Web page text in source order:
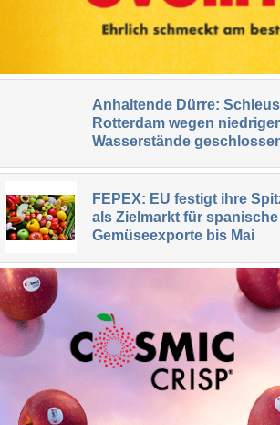
Anhaltende Dürre:
Rotterdam wegen niedriger
Wasserstände
FEPEX: EU festigt ihre
als Zielmarkt für spanische
Gemüseexporte bis Mai